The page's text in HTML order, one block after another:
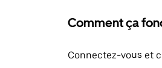
Comment ça
Connectez-vous et